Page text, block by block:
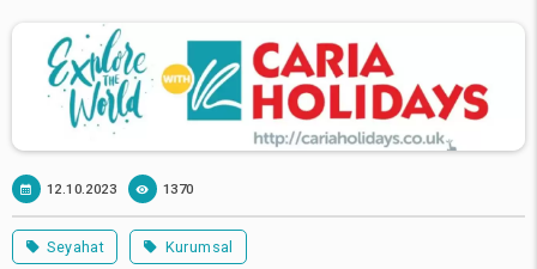
12.10.2023 1370
Seyahat Kurumsal